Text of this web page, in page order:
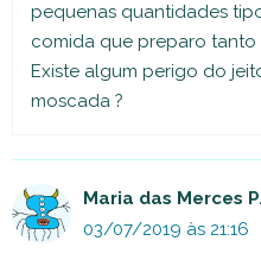
pequenas quantidades
comida que preparo
Existe algum perigo do
moscada ?
Maria das Merces
03/07/2019 às 21:16